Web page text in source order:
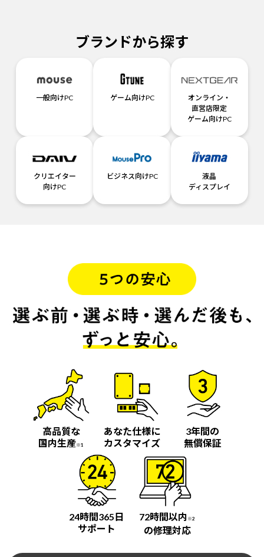
ブランドから探す
一般向けPC ゲーム向けPC
オンライン・
直営店限定
ゲーム向けPC
クリエイター
向けPC
ビジネス向けPC
液晶
ディスプレイ
高品質な
国内生産※1
あなた仕様に
カスタマイズ
3年間の
無償保証
24時間365日
サポート
72時間以内 ※2
の修理対応